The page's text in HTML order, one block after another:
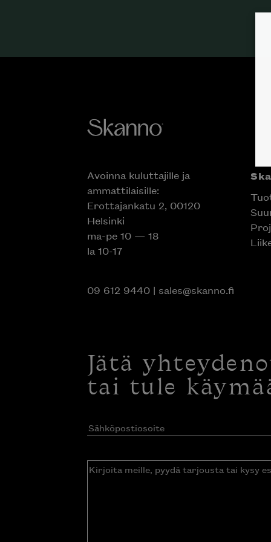
Avoinna kuluttajille ja
ammattilaisille:
Erottajankatu 2, 00120
Helsinki
ma-pe 10 — 18
la 10-17
09 612 9440| sales@skanno.fi
Jätä
tai tule
Sähköpostiosoite(Pakollinen)
Kirjoita